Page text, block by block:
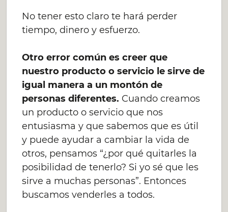
No tener esto claro te hará perder
tiempo, dinero y esfuerzo.
Otro error común es creer que
nuestro producto o servicio le sirve de
igual manera a un montón de
personas diferentes. Cuando creamos
un producto o servicio que nos
entusiasma y que sabemos que es útil
y puede ayudar a cambiar la vida de
otros, pensamos “¿por qué quitarles la
posibilidad de tenerlo? Si yo sé que les
sirve a muchas personas”. Entonces
buscamos venderles a todos.